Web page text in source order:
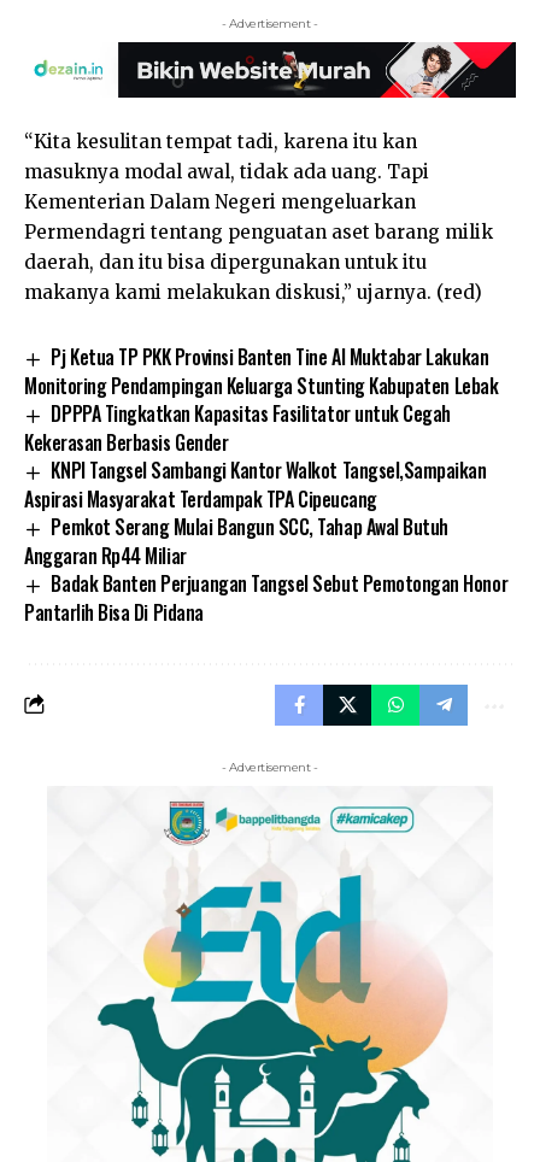
- Advertisement -
“Kita kesulitan tempat tadi, karena itu kan
masuknya modal awal, tidak ada uang. Tapi
Kementerian Dalam Negeri mengeluarkan
Permendagri tentang penguatan aset barang milik
daerah, dan itu bisa dipergunakan untuk itu
makanya kami melakukan diskusi,” ujarnya. (red)
Pj Ketua TP PKK Provinsi Banten Tine Al Muktabar Lakukan
Monitoring Pendampingan Keluarga Stunting Kabupaten Lebak
DPPPA Tingkatkan Kapasitas Fasilitator untuk Cegah
Kekerasan Berbasis Gender
KNPI Tangsel Sambangi Kantor Walkot Tangsel,Sampaikan
Aspirasi Masyarakat Terdampak TPA Cipeucang
Pemkot Serang Mulai Bangun SCC, Tahap Awal Butuh
Anggaran Rp44 Miliar
Badak Banten Perjuangan Tangsel Sebut Pemotongan Honor
Pantarlih Bisa Di Pidana
- Advertisement -